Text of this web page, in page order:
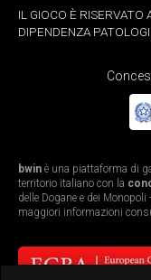
IL GIOCO È RISERVATO
DIPENDENZA
bwin è una piattaforma di
territorio italiano con la
delle Dogane e dei
maggiori informazioni